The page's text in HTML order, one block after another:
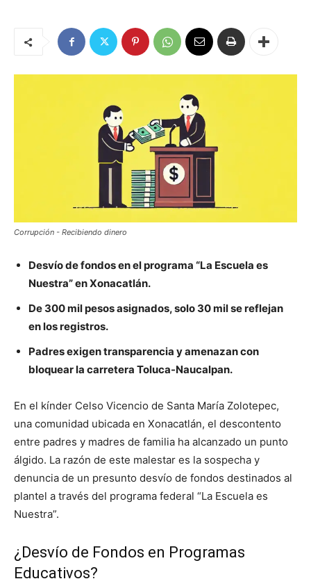
Corrupción - Recibiendo dinero
Desvío de fondos en el programa “La Escuela es
Nuestra” en Xonacatlán.
De 300 mil pesos asignados, solo 30 mil se reflejan
en los registros.
Padres exigen transparencia y amenazan con
bloquear la carretera Toluca-Naucalpan.
En el kínder Celso Vicencio de Santa María Zolotepec,
una comunidad ubicada en Xonacatlán, el descontento
entre padres y madres de familia ha alcanzado un punto
álgido. La razón de este malestar es la sospecha y
denuncia de un presunto desvío de fondos destinados al
plantel a través del programa federal “La Escuela es
Nuestra”.
¿Desvío de Fondos en Programas
Educativos?